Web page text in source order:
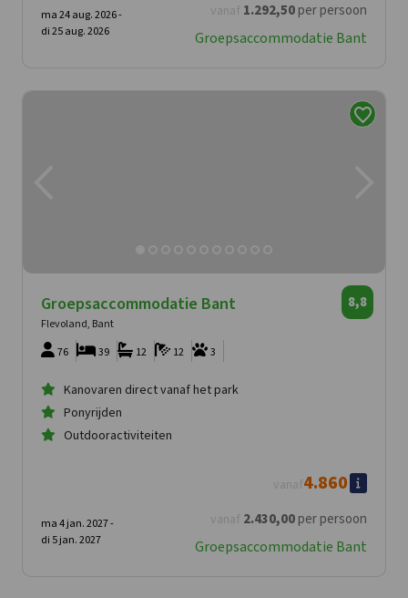
vanaf 1.292,50per persoon
ma 24 aug. 2026 -
di 25 aug. 2026
Groepsaccommodatie Bant
Groepsaccommodatie Bant
Flevoland, Bant
8,8
76 3
12
12
39
Kanovaren direct vanaf het park
Ponyrijden
Outdooractiviteiten
vanaf 2.430,00per persoon
vanaf4.860
ma 4 jan. 2027 -
di 5 jan. 2027
Groepsaccommodatie Bant